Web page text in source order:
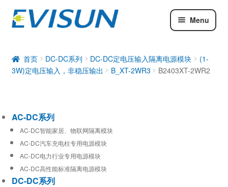
Menu
DC-DC系列
工业通信模块
首页 DC-DC系列 DC-DC定电压输入隔离电源模块
(1-
3W)定电压输入，非稳压输出
B_XT-2WR3 B2403XT-2WR2
AC-DC系列
AC-DC智能家居、物联网隔离模块
AC-DC汽车充电柱专用电源模块
AC-DC电力行业专用电源模块
AC-DC高性能标准隔离电源模块
DC-DC系列